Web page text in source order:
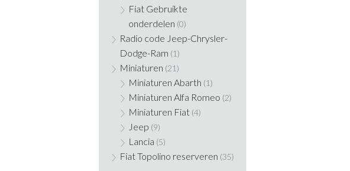
Fiat Gebruikte
onderdelen (0)
Radio code Jeep-Chrysler-
Dodge-Ram (1)
Miniaturen (21)
Miniaturen Abarth (1)
Miniaturen Alfa Romeo (2)
Miniaturen Fiat (4)
Jeep (9)
Lancia (5)
Fiat Topolino reserveren (35)